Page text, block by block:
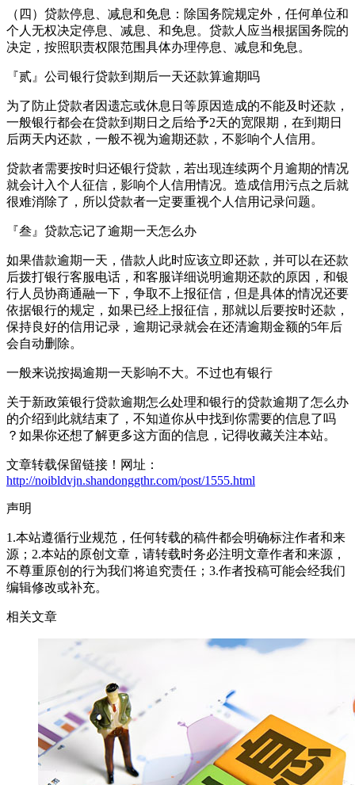
（四）贷款停息、减息和免息：除国务院规定外，任何单位和
个人无权决定停息、减息、和免息。贷款人应当根据国务院的
决定，按照职责权限范围具体办理停息、减息和免息。
『贰』公司银行贷款到期后一天还款算逾期吗
为了防止贷款者因遗忘或休息日等原因造成的不能及时还款，
一般银行都会在贷款到期日之后给予2天的宽限期，在到期日
后两天内还款，一般不视为逾期还款，不影响个人信用。
贷款者需要按时归还银行贷款，若出现连续两个月逾期的情况
就会计入个人征信，影响个人信用情况。造成信用污点之后就
很难消除了，所以贷款者一定要重视个人信用记录问题。
『叁』贷款忘记了逾期一天怎么办
如果借款逾期一天，借款人此时应该立即还款，并可以在还款
后拨打银行客服电话，和客服详细说明逾期还款的原因，和银
行人员协商通融一下，争取不上报征信，但是具体的情况还要
依据银行的规定，如果已经上报征信，那就以后要按时还款，
保持良好的信用记录，逾期记录就会在还清逾期金额的5年后
会自动删除。
一般来说按揭逾期一天影响不大。不过也有银行
关于新政策银行贷款逾期怎么处理和银行的贷款逾期了怎么办
的介绍到此就结束了，不知道你从中找到你需要的信息了吗
？如果你还想了解更多这方面的信息，记得收藏关注本站。
文章转载保留链接！网址：
http://noibldvjn.shandonggthr.com/post/1555.html
声明
1.本站遵循行业规范，任何转载的稿件都会明确标注作者和来
源；2.本站的原创文章，请转载时务必注明文章作者和来源，
不尊重原创的行为我们将追究责任；3.作者投稿可能会经我们
编辑修改或补充。
相关文章